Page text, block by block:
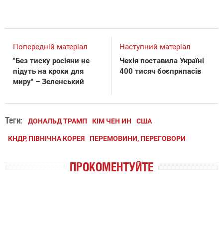
Попередній матеріал
"Без тиску росіяни не
підуть на кроки для
миру" – Зеленський
Наступний матеріал
Чехія поставила Україні
400 тисяч боєприпасів
Теги: ДОНАЛЬД ТРАМП КІМ ЧЕН ИН США
КНДР, ПІВНІЧНА КОРЕЯ ПЕРЕМОВИНИ, ПЕРЕГОВОРИ
ПРОКОМЕНТУЙТЕ